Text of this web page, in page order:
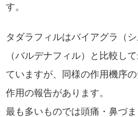
す。
タダラフィルはバイアグラ（
（バルデナフィル）と比較し
ていますが、同様の作用機序
作用の報告があります。
最も多いものでは頭痛・鼻づ